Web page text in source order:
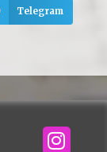
Telegram